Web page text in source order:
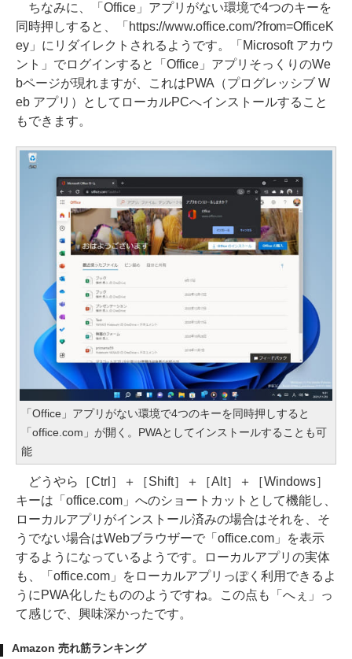
ちなみに、「Office」アプリがない環境で4つのキーを
同時押しすると、「https://www.office.com/?from=OfficeK
ey」にリダイレクトされるようです。「Microsoft アカウ
ント」でログインすると「Office」アプリそっくりのWe
bページが現れますが、これはPWA（プログレッシブ W
eb アプリ）としてローカルPCへインストールすること
もできます。
「Office」アプリがない環境で4つのキーを同時押しすると
「office.com」が開く。PWAとしてインストールすることも可
能
どうやら［Ctrl］＋［Shift］＋［Alt］＋［Windows］
キーは「office.com」へのショートカットとして機能し、
ローカルアプリがインストール済みの場合はそれを、そ
うでない場合はWebブラウザーで「office.com」を表示
するようになっているようです。ローカルアプリの実体
も、「office.com」をローカルアプリっぽく利用できるよ
うにPWA化したもののようですね。この点も「へぇ」っ
て感じで、興味深かったです。
Amazon 売れ筋ランキング